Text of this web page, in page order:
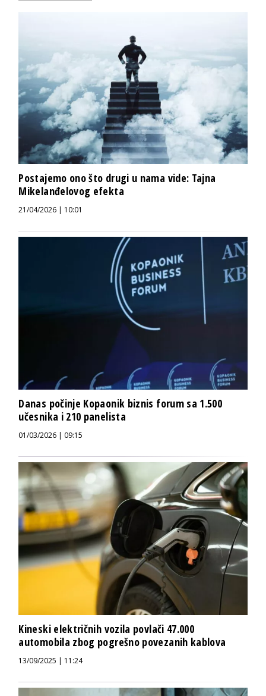
Postajemo ono što drugi u nama vide: Tajna
Mikelanđelovog efekta
21/04/2026 | 10:01
Danas počinje Kopaonik biznis forum sa 1.500
učesnika i 210 panelista
01/03/2026 | 09:15
Kineski električnih vozila povlači 47.000
automobila zbog pogrešno povezanih kablova
13/09/2025 | 11:24